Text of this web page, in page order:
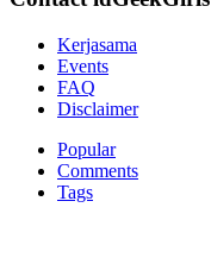
Kerjasama
Events
FAQ
Disclaimer
Popular
Comments
Tags